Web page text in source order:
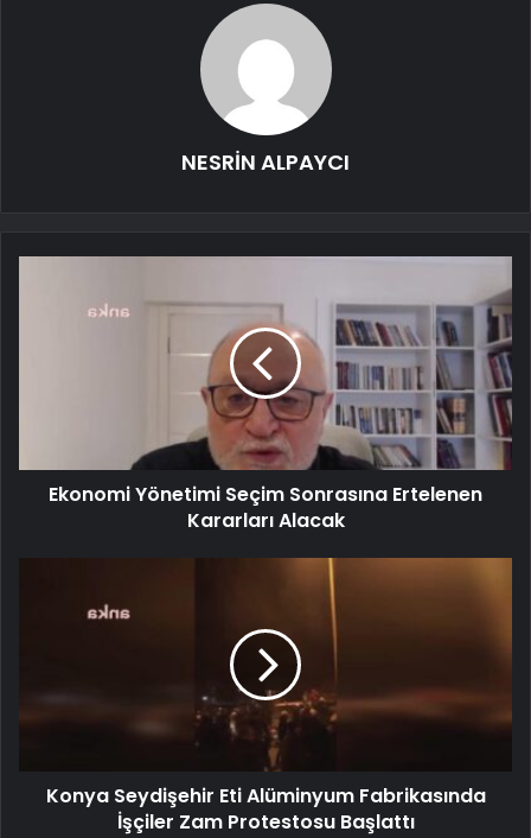
NESRİN ALPAYCI
Ekonomi Yönetimi Seçim Sonrasına Ertelenen
Kararları Alacak
Konya Seydişehir Eti Alüminyum Fabrikasında
İşçiler Zam Protestosu Başlattı